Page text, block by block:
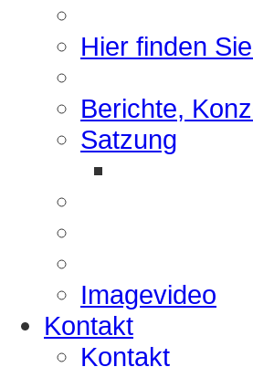
Hier finden
Berichte,
Satzung
Imagevideo
Kontakt
Kontakt